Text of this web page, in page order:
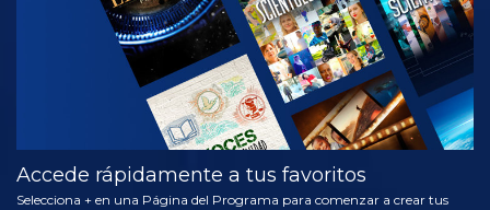
Accede rápidamente a tus favoritos
Selecciona + en una Página del Programa para comenzar a crear tus